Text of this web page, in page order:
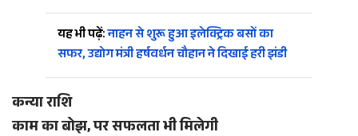
यह भी पढ़ें:नाहन से शुरू हुआ इलेक्ट्रिक बसों का
सफर, उद्योग मंत्री हर्षवर्धन चौहान ने दिखाई हरी झंडी
कन्या राशि
काम का बोझ, पर सफलता भी मिलेगी